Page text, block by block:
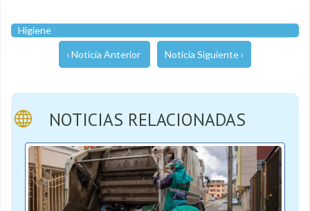
Higiene
‹ Noticia Anterior Noticia Siguiente ›
NOTICIAS RELACIONADAS